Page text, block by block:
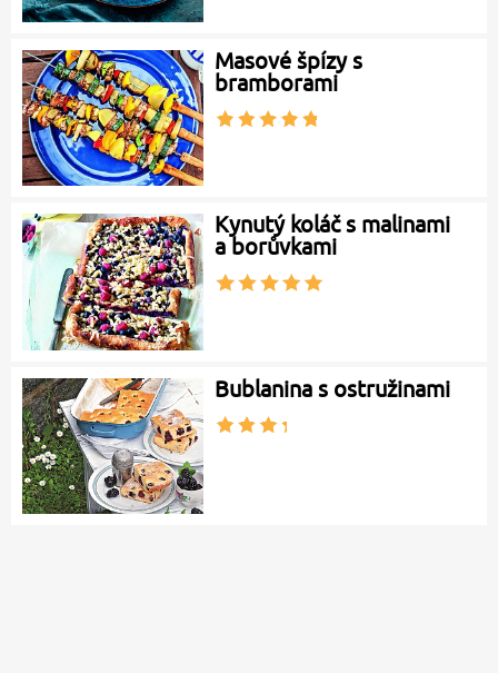
Masové špízy s
bramborami
Kynutý koláč s malinami
a borůvkami
Bublanina s ostružinami